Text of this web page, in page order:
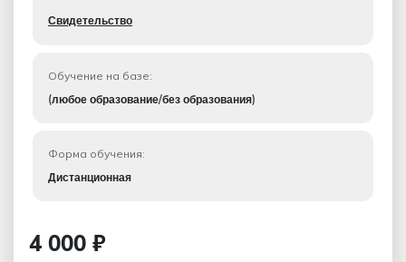
Свидетельство
Обучение на базе:
(любое образование/без образования)
Форма обучения:
Дистанционная
4 000 ₽